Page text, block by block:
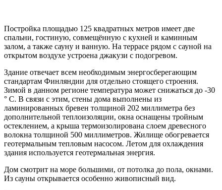
Постройка площадью 125 квадратных метров имеет две
спальни, гостиную, совмещённую с кухней и каминным
залом, а также сауну и ванную. На террасе рядом с сауной на
открытом воздухе устроена джакузи с подогревом.
Здание отвечает всем необходимым энергосберегающим
стандартам Финляндии для отдельно стоящего строения.
Зимой в данном регионе температура может снижаться до -30
° С. В связи с этим, стены дома выполнены из
ламинированных бревен толщиной 202 миллиметра без
дополнительной теплоизоляции, окна оснащены тройным
остеклением, а крыша термоизолирована слоем древесного
волокна толщиной 500 миллиметров. Жилище обогревается
геотермальным тепловым насосом. Летом для охлаждения
здания используется геотермальная энергия.
Дом смотрит на море большими, от потолка до пола, окнами.
Из сауны открывается особенно живописный вид.